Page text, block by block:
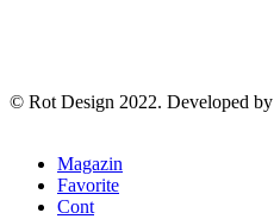
© Rot Design 2022. Developed by
Magazin
Favorite
Cont